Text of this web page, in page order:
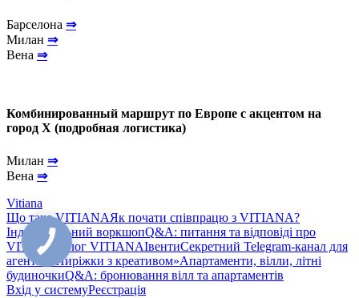
Барселона ⇒
Милан ⇒
Вена ⇒
Комбинированный маршрут по Европе с акцентом на
город Х (подробная логистика)
Милан ⇒
Вена ⇒
Vitiana
Що таке VITIANAЯк почати співпрацю з VITIANA?
Індивідуальний воркшопQ&A: питання та відповіді про
VITIANA
Блог VITIANAІвентиСекретний Telegram-канал для
агентів «Пиріжки з креативом»Апартаменти, вілли, літні
будиночкиQ&A: бронювання вілл та апартаментів
Вхід у системуРеєстрація